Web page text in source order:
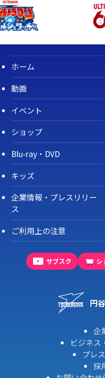
ホーム
動画
イベント
ショップ
Blu-ray・DVD
キッズ
企業情報・プレスリリー
ス
ご利用上の注意
サブスク シ
円
企
ビジネス
プレ
採